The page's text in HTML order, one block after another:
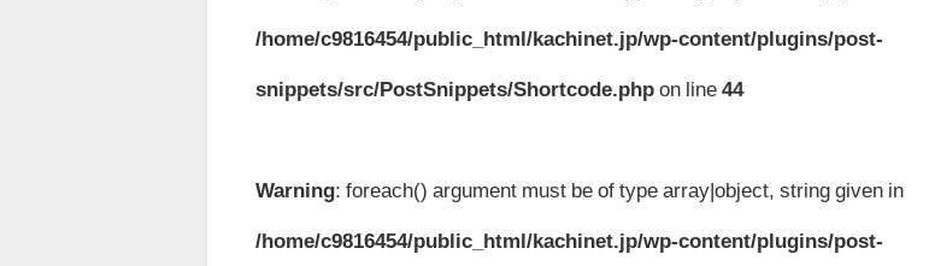
/home/c9816454/public_html/kachinet.jp/wp-content/plugins/post-
snippets/src/PostSnippets/Shortcode.php on line44
Warning: foreach() argument must be of type array|object, string given in
/home/c9816454/public_html/kachinet.jp/wp-content/plugins/post-